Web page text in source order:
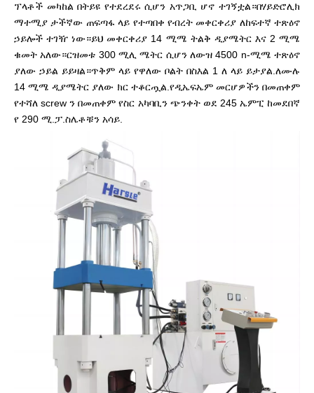
ፕላቶች መካከል በትይዩ የተደረደሩ ሲሆን አጥጋቢ ሆኖ ተገኝቷል።በሃይድሮሊክ
ማተሚያ ታችኛው ጠፍጣፋ ላይ የተጣበቀ የብረት መቀርቀሪያ ለከፍተኛ ተጽዕኖ
ኃይሎች ተገዥ ነው።ይህ መቀርቀሪያ 14 ሚሜ ትልቅ ዲያሜትር እና 2 ሚሜ
ቁመት አለው።ርዝመቱ 300 ሚሊ ሜትር ሲሆን ለውዝ 4500 n-ሚሜ ተጽዕኖ
ያለው ኃይል ይይዛል።ጥቅም ላይ የዋለው ቦልት በስእል 1 ለ ላይ ይታያል.ለሙሉ
14 ሚሜ ዲያሜትር ያለው ክር ተቆርጧል.የዲኤፍኤም መርሆዎችን በመጠቀም
የተሻለ screw ን በመጠቀም የስር አካባቢን ጭንቀት ወደ 245 ኤምፒ ከመደበኛ
የ 290 ሚ.ፓ.ስሌቶቹን አሳይ.